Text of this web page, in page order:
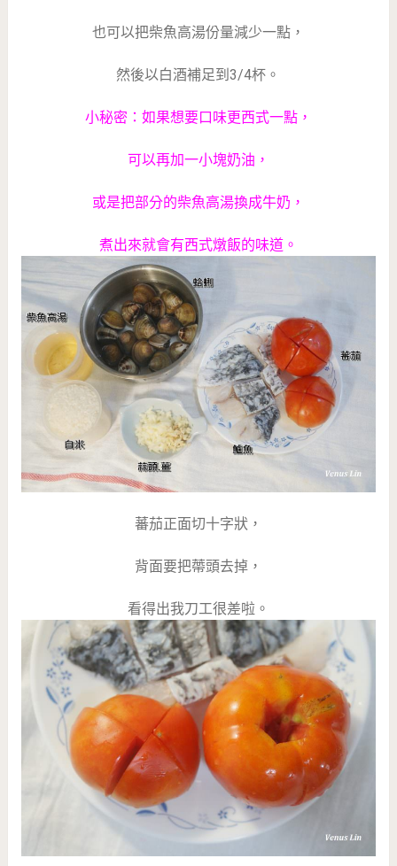
也可以把柴魚高湯份量減少一點，
然後以白酒補足到3/4杯。
小秘密：如果想要口味更西式一點，
可以再加一小塊奶油，
或是把部分的柴魚高湯換成牛奶，
煮出來就會有西式燉飯的味道。
蕃茄正面切十字狀，
背面要把蔕頭去掉，
看得出我刀工很差啦。